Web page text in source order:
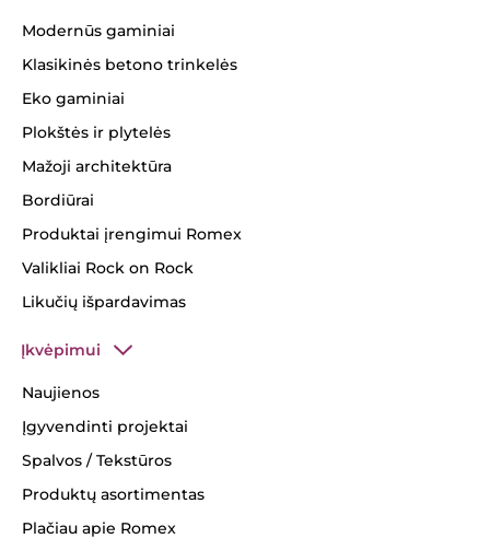
Modernūs gaminiai
Klasikinės betono trinkelės
Eko gaminiai
Plokštės ir plytelės
Mažoji architektūra
Bordiūrai
Produktai įrengimui Romex
Valikliai Rock on Rock
Likučių išpardavimas
Įkvėpimui
Naujienos
Įgyvendinti projektai
Spalvos / Tekstūros
Produktų asortimentas
Plačiau apie Romex